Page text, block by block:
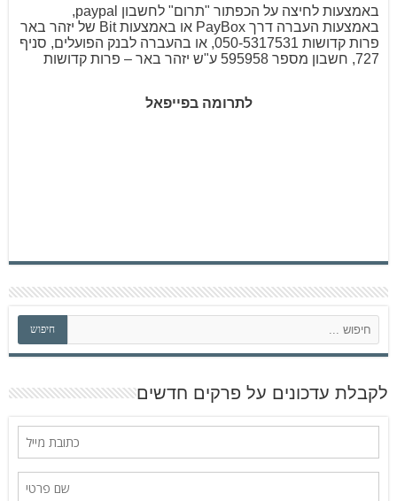
באמצעות לחיצה על הכפתור "תרום" לחשבון paypal,
באמצעות העברה דרך PayBox או באמצעות Bit של יזהר באר
פרות קדושות 050-5317531, או בהעברה לבנק הפועלים, סניף
727, חשבון מספר 595958 ע"ש יזהר באר – פרות קדושות
לתרומה בפייפאל
פ
ש
חיפוש
לקבלת עדכונים על פרקים חדשים